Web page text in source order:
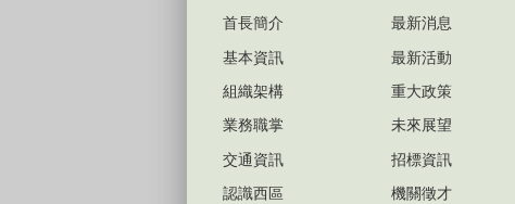
首長簡介
基本資訊
組織架構
業務職掌
交通資訊
認識西區
最新消息
最新活動
重大政策
未來展望
招標資訊
機關徵才